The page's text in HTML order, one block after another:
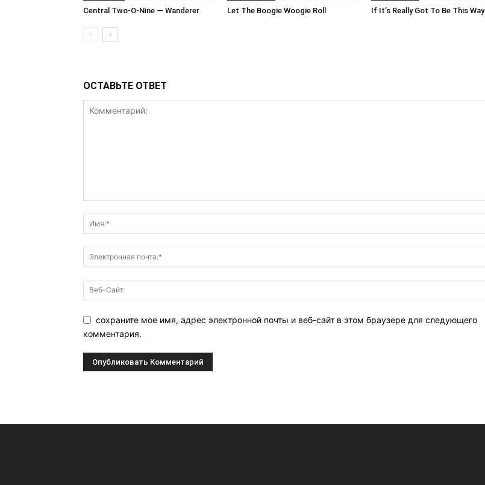
Central Two-O-Nine — Wanderer Let The Boogie Woogie Roll If It’s Really Got To Be This Way
ОСТАВЬТЕ ОТВЕТ
сохраните мое имя, адрес электронной почты и веб-сайт в этом браузере для следующего
комментария.